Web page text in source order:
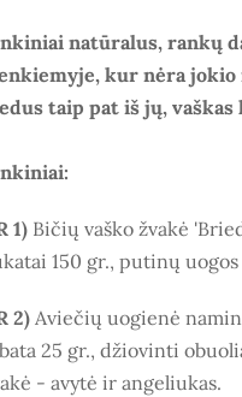
natūralus, rankų
kur nėra jokio
taip pat iš jų,
1) Bičių vaško žvakė
150 gr., putinų
2) Aviečių uogienė
25 gr., džiovinti
- avytė ir angeliukas.